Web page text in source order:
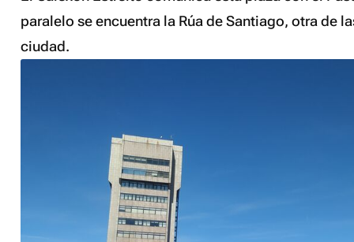
paralelo se encuentra la Rúa de Santiago, otra de
ciudad.